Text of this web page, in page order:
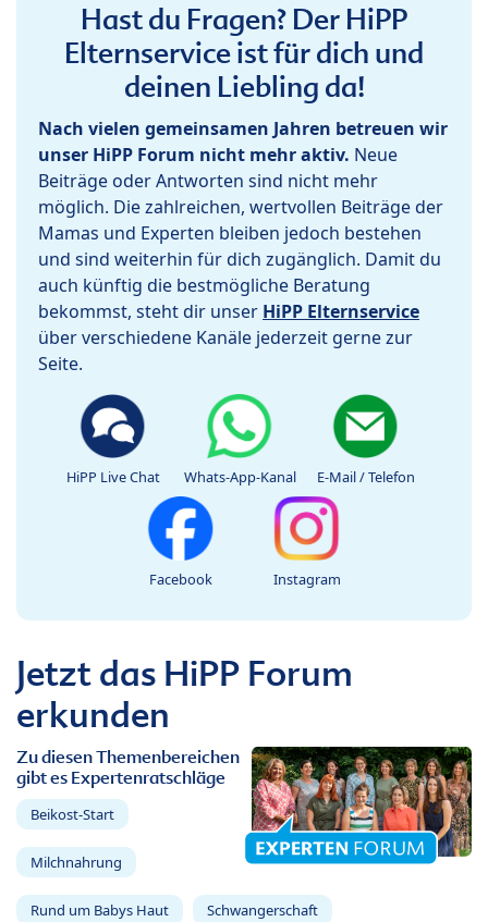
Hast du Fragen? Der HiPP
Elternservice ist für dich und
deinen Liebling da!
Nach vielen gemeinsamen Jahren betreuen wir
unser HiPP Forum nicht mehr aktiv. Neue
Beiträge oder Antworten sind nicht mehr
möglich. Die zahlreichen, wertvollen Beiträge der
Mamas und Experten bleiben jedoch bestehen
und sind weiterhin für dich zugänglich. Damit du
auch künftig die bestmögliche Beratung
bekommst, steht dir unser HiPP Elternservice
über verschiedene Kanäle jederzeit gerne zur
Seite.
HiPP Live Chat Whats-App-Kanal E-Mail / Telefon
Facebook Instagram
Jetzt das HiPP Forum
erkunden
Zu diesen Themenbereichen
gibt es Expertenratschläge
Beikost-Start
Milchnahrung
Rund um Babys Haut Schwangerschaft